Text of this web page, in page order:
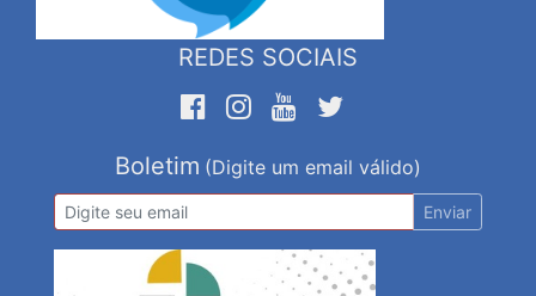
REDES SOCIAIS
Boletim (Digite um email válido)
Enviar